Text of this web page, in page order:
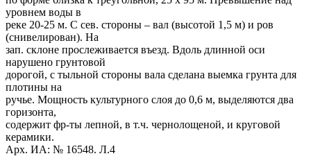
уровнем воды в
реке 20-25 м. С сев. стороны – вал (высотой 1,5 м) и ров
(снивелирован). На
зап. склоне прослеживается въезд. Вдоль длинной оси
нарушено грунтовой
дорогой, с тыльной стороны вала сделана выемка грунта для
плотины на
ручье. Мощность культурного слоя до 0,6 м, выделяются два
горизонта,
содержит фр-ты лепной, в т.ч. чернолощеной, и круговой
керамики.
Арх. ИА: № 16548. Л.4